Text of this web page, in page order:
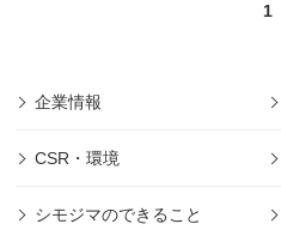
1
企業情報
CSR・環境
シモジマのできること